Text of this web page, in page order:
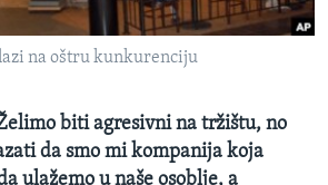
na oštru kunkurenciju
biti agresivni na tržištu, no
da smo mi kompanija koja
ulažemo u naše osoblje, a